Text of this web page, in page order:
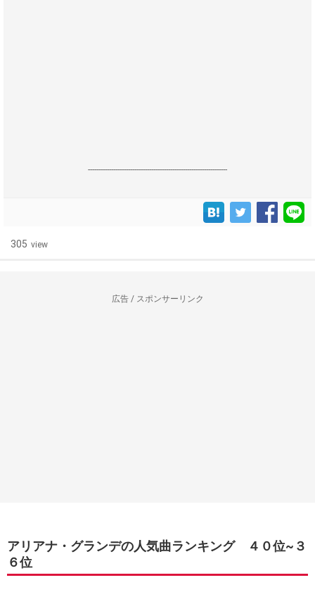
------------------------------------------------------------------
305 view
広告 / スポンサーリンク
アリアナ・グランデの人気曲ランキング ４０位~３
６位